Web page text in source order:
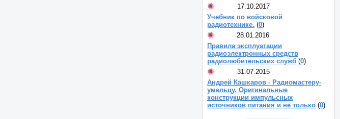
17.10.2017
Учебник по войсковой
радиотехнике. (0)
28.01.2016
Правила эксплуатации
радиоэлектронных средств
радиолюбительских служб (0)
31.07.2015
Андрей Кашкаров - Радиомастеру-
умельцу. Оригинальные
конструкции импульсных
источников питания и не только (0)